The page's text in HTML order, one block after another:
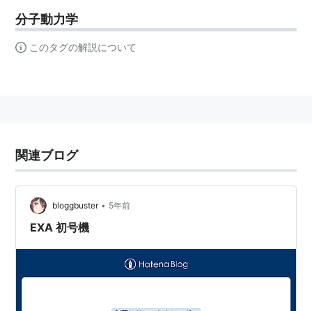
分子動力学
このタグの解説について
関連ブログ
bloggbuster • 5年前
EXA 初号機